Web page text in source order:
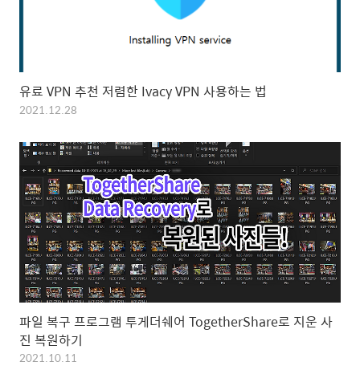
유료 VPN 추천 저렴한 Ivacy VPN 사용하는 법
2021.12.28
파일 복구 프로그램 투게더쉐어 TogetherShare로 지운 사
진 복원하기
2021.10.11